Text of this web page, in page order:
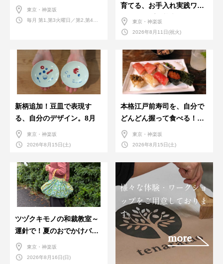
東京・神楽坂
毎月 第1,第3火曜日／第2,第4火
育てる、お手入れ実践ワー
クショップ。基本編！
東京・神楽坂
2026年8月11日(祝火)
新柄追加！豆皿で表現す
る、自分のデザイン。8月
東京・神楽坂
2026年8月15日(土)
本格江戸前寿司を、自分で
どんどん握って食べる！職
人さんに教わる＜握りの練
習会＞８月
東京・神楽坂
2026年8月15日(土)
ツヅクキモノの和裁教室～
運針で！夏のおでかけバン
ダナバッグづくり～
東京・神楽坂
2026年8月16日(日)
様々な体験・ワークショ
ップをご用意しておりま
す。
more